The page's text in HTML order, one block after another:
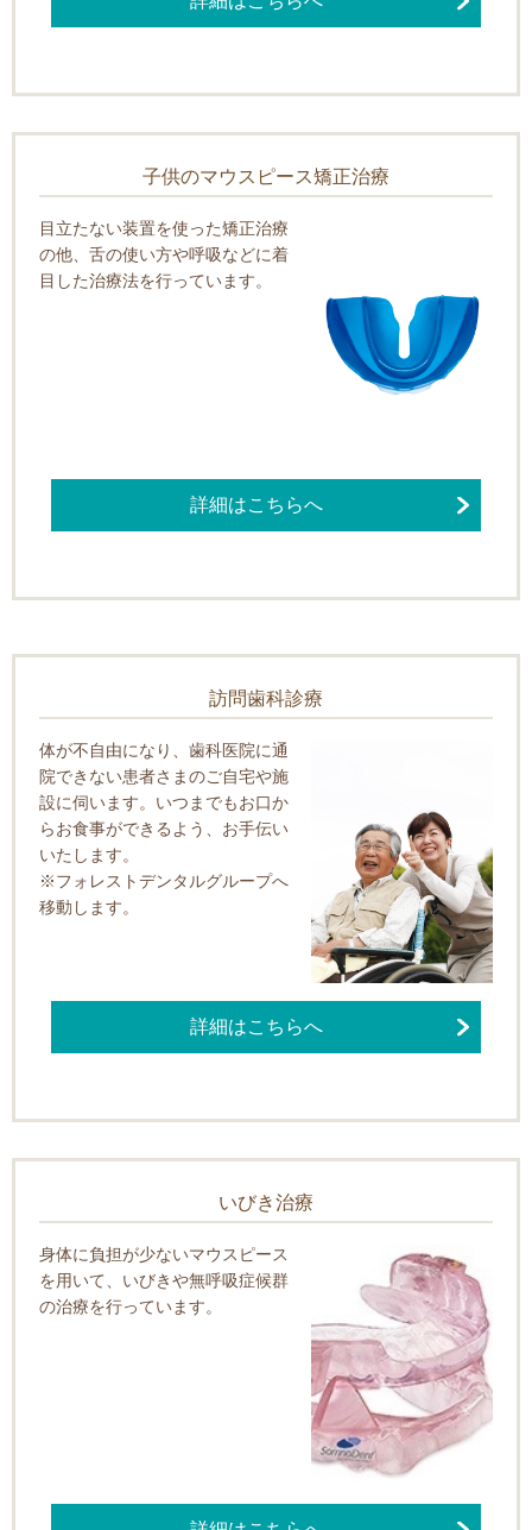
子供のマウスピース矯正治療
目立たない装置を使った矯正治療
の他、舌の使い方や呼吸などに着
目した治療法を行っています。
詳細はこちらへ
訪問歯科診療
体が不自由になり、歯科医院に通
院できない患者さまのご自宅や施
設に伺います。いつまでもお口か
らお食事ができるよう、お手伝い
いたします。
※フォレストデンタルグループへ
移動します。
詳細はこちらへ
いびき治療
身体に負担が少ないマウスピース
を用いて、いびきや無呼吸症候群
の治療を行っています。